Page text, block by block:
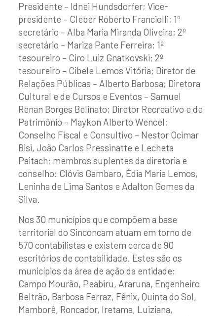
Presidente – Idnei Hundsdorfer; Vice-
presidente – Cleber Roberto Franciolli; 1º
secretário – Alba Maria Miranda Oliveira; 2º
secretário – Mariza Pante Ferreira; 1º
tesoureiro – Ciro Luiz Gnatkovski; 2º
tesoureiro – Cibele Lemos Vitória; Diretor de
Relações Públicas – Alberto Barbosa; Diretora
Cultural e de Cursos e Eventos – Samuel
Renan Borges Belinato; Diretor Recreativo e de
Patrimônio – Maykon Alberto Wencel;
Conselho Fiscal e Consultivo – Nestor Ocimar
Bisi, João Carlos Pressinatte e Lecheta
Paitach; membros suplentes da diretoria e
conselho: Clóvis Gambaro, Édia Maria Lemos,
Leninha de Lima Santos e Adalton Gomes da
Silva.
Nos 30 municípios que compõem a base
territorial do Sinconcam atuam em torno de
570 contabilistas e existem cerca de 90
escritórios de contabilidade. Estes são os
municípios da área de ação da entidade:
Campo Mourão, Peabiru, Araruna, Engenheiro
Beltrão, Barbosa Ferraz, Fênix, Quinta do Sol,
Mamborê, Roncador, Iretama, Luiziana,